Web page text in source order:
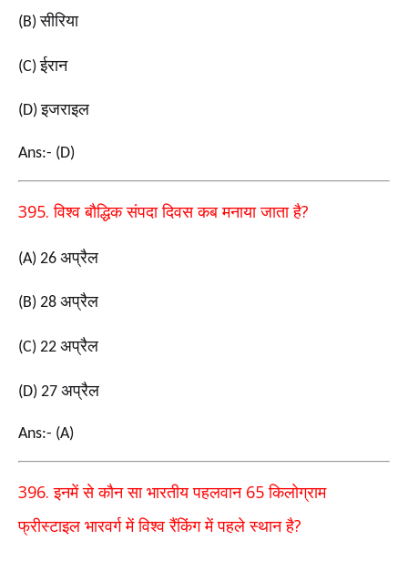
(B)सीरिया
(C)ईरान
(D)इजराइल
Ans:- (D)
395.विश्व बौद्धिक संपदा दिवस कब मनाया जाता है?
(A) 26 अप्रैल
(B) 28 अप्रैल
(C) 22 अप्रैल
(D) 27 अप्रैल
Ans:- (A)
396.इनमें से कौन सा भारतीय पहलवान 65किलोग्राम
फ्रीस्टाइल भारवर्ग में विश्व रैंकिंग में पहले स्थान है?